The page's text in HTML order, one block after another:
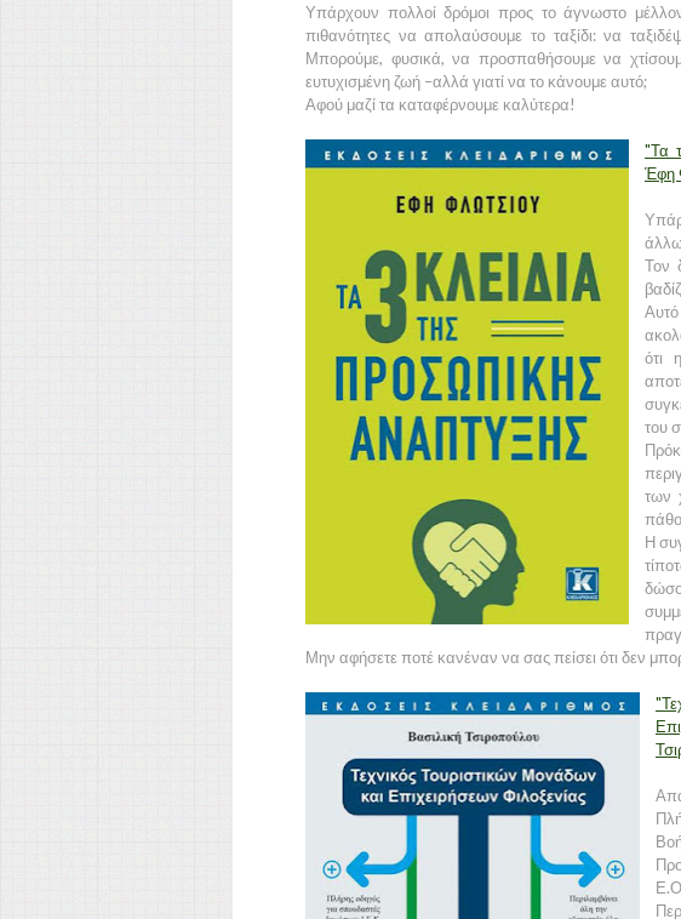
Υπάρχουν πολλοί δρόμοι προς το άγνωστο
πιθανότητες να απολαύσουμε το ταξίδι: να
Μπορούμε, φυσικά, να προσπαθήσουμε να
ευτυχισμένη ζωή –αλλά γιατί να το κάνουμε αυτό;
Αφού μαζί τα καταφέρνουμε καλύτερα!
"Τα
Έφη
Τον
ότι
του
των
Η
Μην αφήσετε ποτέ κανέναν να σας πείσει ότι δεν